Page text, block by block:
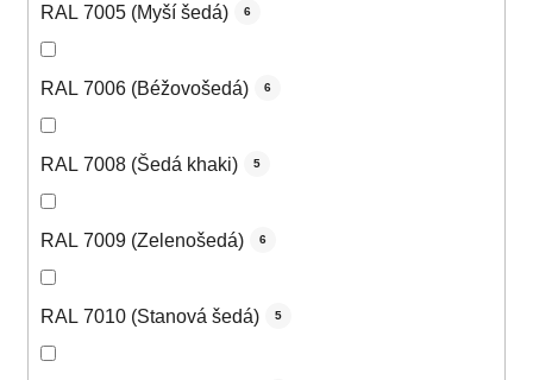
RAL 7005 (Myší šedá) 6
RAL 7006 (Béžovošedá) 6
RAL 7008 (Šedá khaki) 5
RAL 7009 (Zelenošedá) 6
RAL 7010 (Stanová šedá) 5